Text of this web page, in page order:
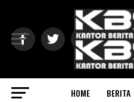
HOME BERITA
INFO PARLEMEN
Exit